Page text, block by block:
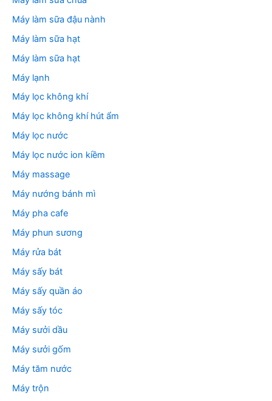
Máy làm sữa đậu nành
Máy làm sữa hạt
Máy làm sữa hạt
Máy lạnh
Máy lọc không khí
Máy lọc không khí hút ẩm
Máy lọc nước
Máy lọc nước ion kiềm
Máy massage
Máy nướng bánh mì
Máy pha cafe
Máy phun sương
Máy rửa bát
Máy sấy bát
Máy sấy quần áo
Máy sấy tóc
Máy sưởi dầu
Máy sưởi gốm
Máy tăm nước
Máy trộn